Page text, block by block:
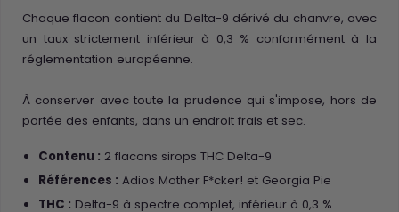
Chaque flacon contient du Delta-9 dérivé du chanvre, avec
un taux strictement inférieur à 0,3 % conformément à la
réglementation européenne.
À conserver avec toute la prudence qui s'impose, hors de
portée des enfants, dans un endroit frais et sec.
Contenu : 2 flacons sirops THC Delta-9
Références : Adios Mother F*cker! et Georgia Pie
THC : Delta-9 à spectre complet, inférieur à 0,3 %